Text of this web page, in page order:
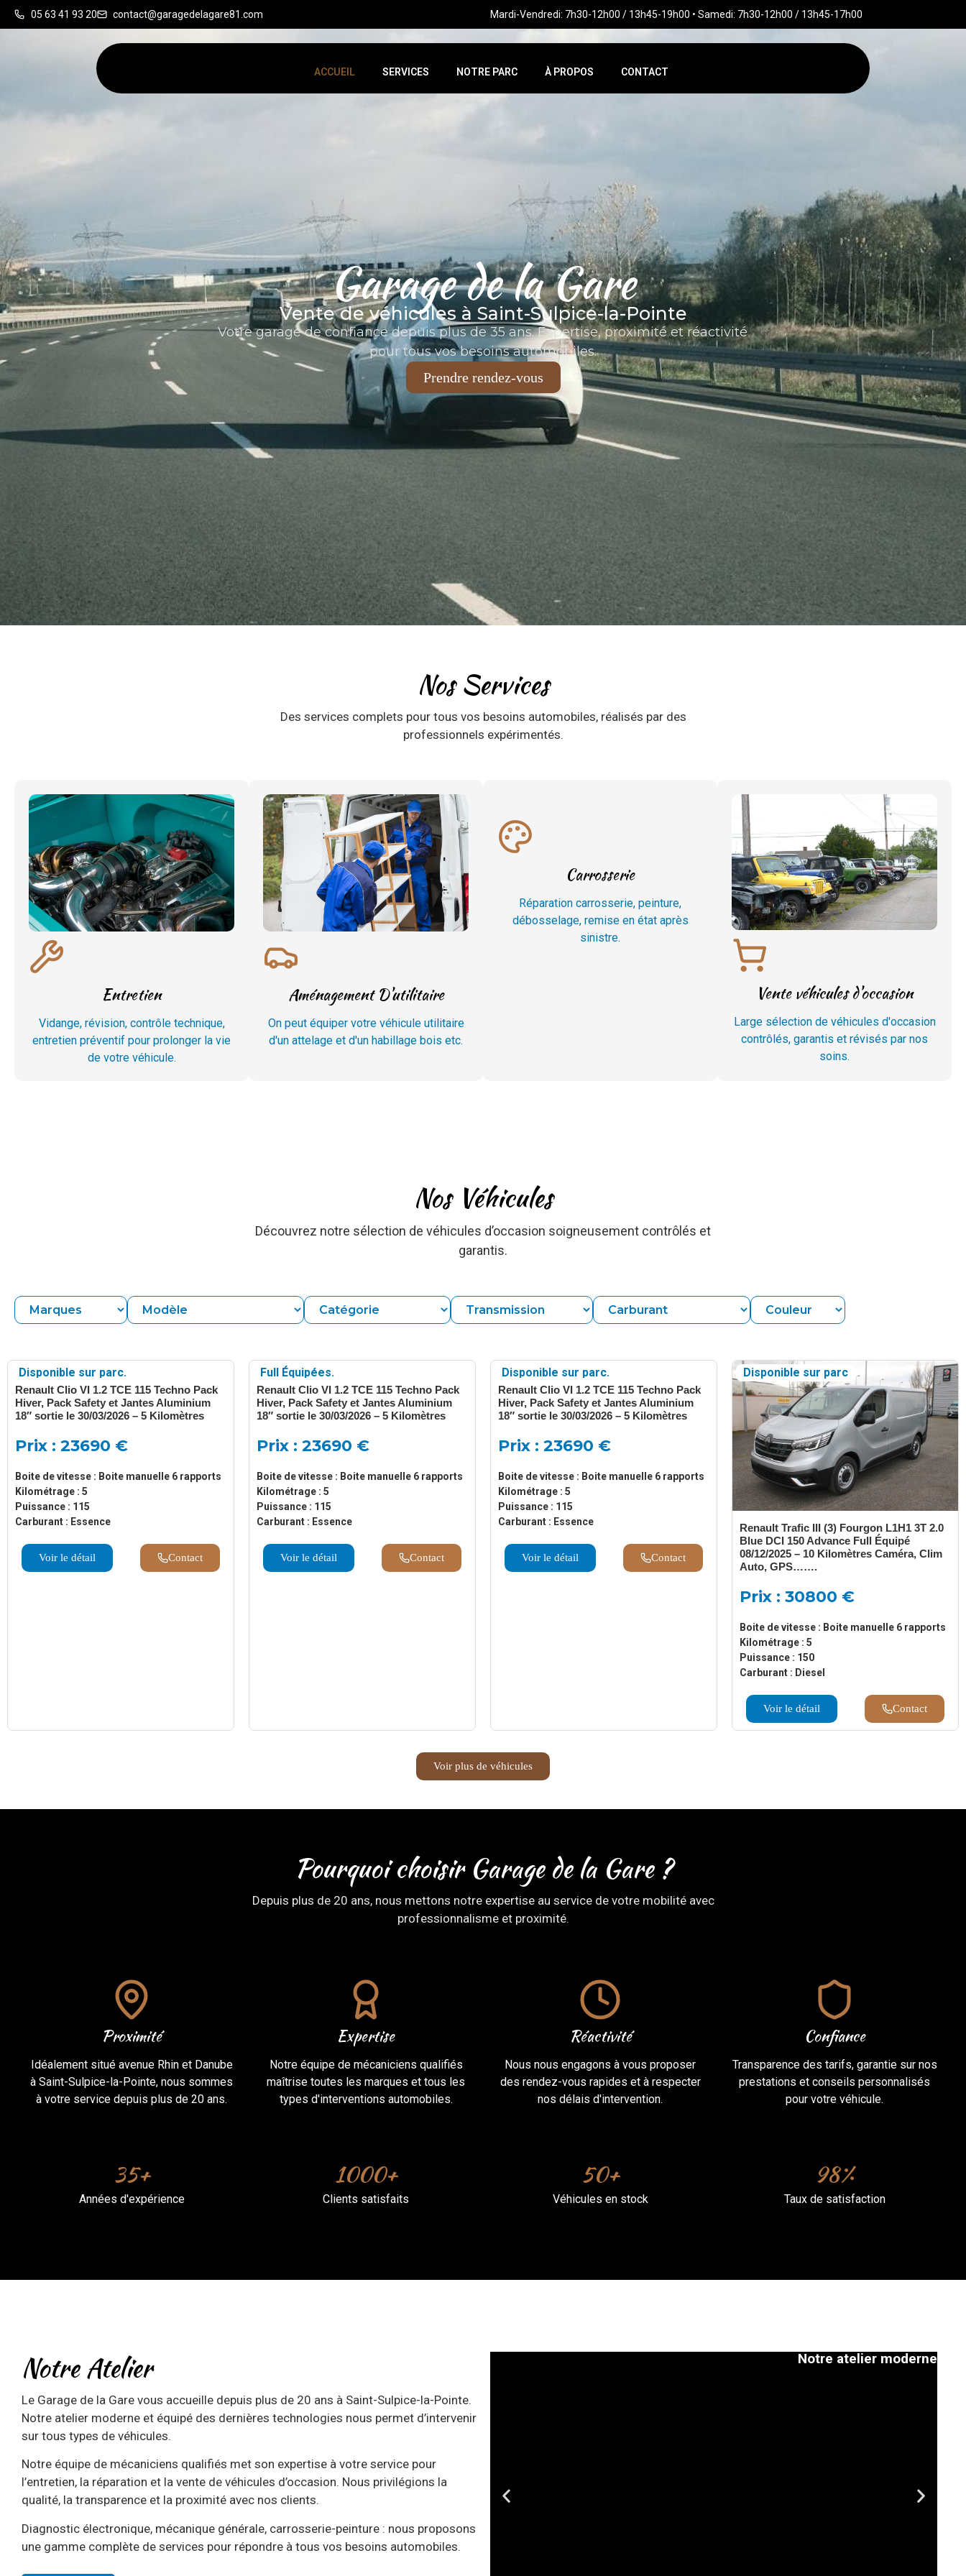
05 63 41 93 20 contact@garagedelagare81.com Mardi-Vendredi: 7h30-12h00 / 13h45-19h00 • Samedi: 7h30-12h00 / 13h45-17h00
ACCUEIL SERVICES NOTRE PARC À PROPOS CONTACT
Garage de la Gare
Vente de véhicules à Saint-Sulpice-la-Pointe
Votre garage de confiance depuis plus de 35 ans. Expertise, proximité et réactivité
pour tous vos besoins automobiles.
Prendre rendez-vous
Nos Services
Des services complets pour tous vos besoins automobiles, réalisés par des
professionnels expérimentés.
Entretien
Vidange, révision, contrôle technique,
entretien préventif pour prolonger la vie
de votre véhicule.
Aménagement D'utilitaire
On peut équiper votre véhicule utilitaire
d'un attelage et d'un habillage bois etc.
Carrosserie
Réparation carrosserie, peinture,
débosselage, remise en état après
sinistre.
Vente véhicules d'occasion
Large sélection de véhicules d'occasion
contrôlés, garantis et révisés par nos
soins.
Nos Véhicules
Découvrez notre sélection de véhicules d’occasion soigneusement contrôlés et
garantis.
Disponible sur parc.
Renault Clio VI 1.2 TCE 115 Techno Pack
Hiver, Pack Safety et Jantes Aluminium
18″ sortie le 30/03/2026 – 5 Kilomètres
Prix : 23690 €
Boite de vitesse : Boite manuelle 6 rapports
Kilométrage : 5
Puissance : 115
Carburant : Essence
Voir le détail Contact
Full Équipées.
Renault Clio VI 1.2 TCE 115 Techno Pack
Hiver, Pack Safety et Jantes Aluminium
18″ sortie le 30/03/2026 – 5 Kilomètres
Prix : 23690 €
Boite de vitesse : Boite manuelle 6 rapports
Kilométrage : 5
Puissance : 115
Carburant : Essence
Voir le détail Contact
Disponible sur parc.
Renault Clio VI 1.2 TCE 115 Techno Pack
Hiver, Pack Safety et Jantes Aluminium
18″ sortie le 30/03/2026 – 5 Kilomètres
Prix : 23690 €
Boite de vitesse : Boite manuelle 6 rapports
Kilométrage : 5
Puissance : 115
Carburant : Essence
Voir le détail Contact
Disponible sur parc
Renault Trafic III (3) Fourgon L1H1 3T 2.0
Blue DCI 150 Advance Full Équipé
08/12/2025 – 10 Kilomètres Caméra, Clim
Auto, GPS…….
Prix : 30800 €
Boite de vitesse : Boite manuelle 6 rapports
Kilométrage : 5
Puissance : 150
Carburant : Diesel
Voir le détail Contact
Voir plus de véhicules
Pourquoi choisir Garage de la Gare ?
Depuis plus de 20 ans, nous mettons notre expertise au service de votre mobilité avec
professionnalisme et proximité.
Proximité
Idéalement situé avenue Rhin et Danube
à Saint-Sulpice-la-Pointe, nous sommes
à votre service depuis plus de 20 ans.
Expertise
Notre équipe de mécaniciens qualifiés
maîtrise toutes les marques et tous les
types d'interventions automobiles.
Réactivité
Nous nous engagons à vous proposer
des rendez-vous rapides et à respecter
nos délais d'intervention.
Confiance
Transparence des tarifs, garantie sur nos
prestations et conseils personnalisés
pour votre véhicule.
35+
Années d'expérience
1000+
Clients satisfaits
50+
Véhicules en stock
98%
Taux de satisfaction
Notre Atelier
Le Garage de la Gare vous accueille depuis plus de 20 ans à Saint-Sulpice-la-Pointe.
Notre atelier moderne et équipé des dernières technologies nous permet d’intervenir
sur tous types de véhicules.
Notre équipe de mécaniciens qualifiés met son expertise à votre service pour
l’entretien, la réparation et la vente de véhicules d’occasion. Nous privilégions la
qualité, la transparence et la proximité avec nos clients.
Diagnostic électronique, mécanique générale, carrosserie-peinture : nous proposons
une gamme complète de services pour répondre à tous vos besoins automobiles.
Notre atelier moderne